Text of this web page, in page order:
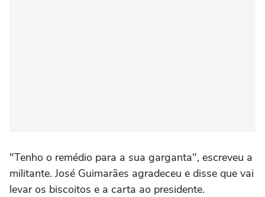
"Tenho o remédio para a sua garganta", escreveu a
militante. José Guimarães agradeceu e disse que vai
levar os biscoitos e a carta ao presidente.